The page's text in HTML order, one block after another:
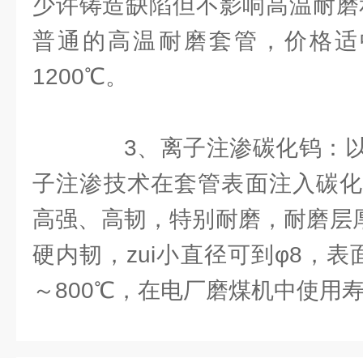
少许铸造缺陷但不影响高温耐
普通的高温耐磨套管，价格
1200℃。
3、离子注渗碳化钨：以
子注渗技术在套管表面注入碳
高强、高韧，特别耐磨，耐磨层
硬内韧，zui小直径可到φ8，表
～800℃，在电厂磨煤机中使用